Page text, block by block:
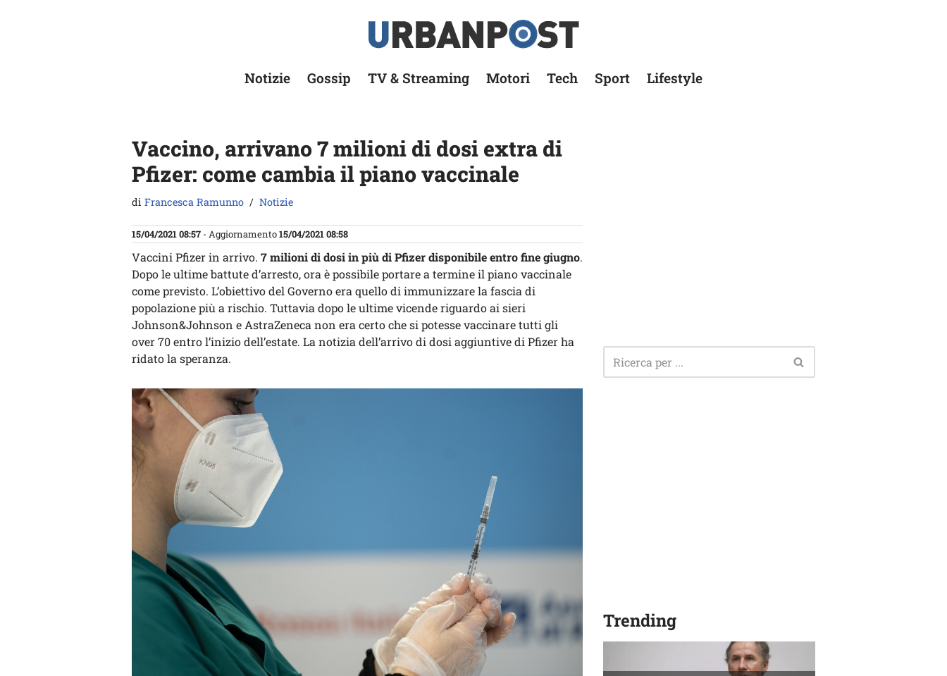
Notizie Gossip TV & Streaming Motori Tech Sport Lifestyle
Vaccino, arrivano 7 milioni di dosi extra di
Pfizer: come cambia il piano vaccinale
di Francesca Ramunno Notizie
15/04/2021 08:57 - Aggiornamento15/04/2021 08:58
Vaccini Pfizer in arrivo. 7 milioni di dosi in più di Pfizer disponibile entro fine giugno.
Dopo le ultime battute d’arresto, ora è possibile portare a termine il piano vaccinale
come previsto. L’obiettivo del Governo era quello di immunizzare la fascia di
popolazione più a rischio. Tuttavia dopo le ultime vicende riguardo ai sieri
Johnson&Johnson e AstraZeneca non era certo che si potesse vaccinare tutti gli
over 70 entro l’inizio dell’estate. La notizia dell’arrivo di dosi aggiuntive di Pfizer ha
ridato la speranza.
Trending